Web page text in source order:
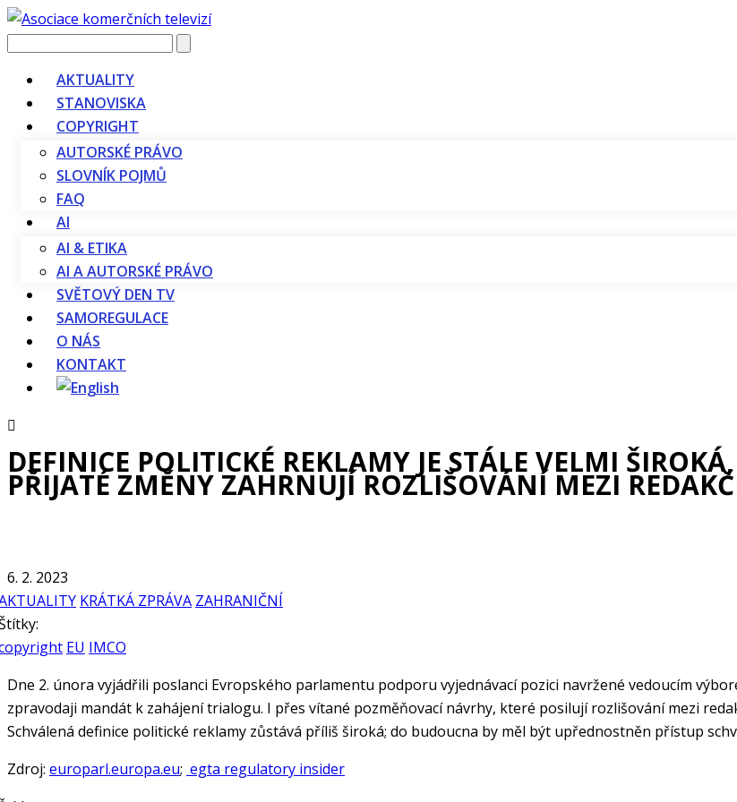
Vyhledávání
AKTUALITY
STANOVISKA
COPYRIGHT
AUTORSKÉ PRÁVO
SLOVNÍK POJMŮ
FAQ
AI
AI & ETIKA
AI A AUTORSKÉ PRÁVO
SVĚTOVÝ DEN TV
SAMOREGULACE
O NÁS
KONTAKT
DEFINICE POLITICKÉ REKLAMY JE STÁLE VELMI
PŘIJATÉ ZMĚNY ZAHRNUJÍ ROZLIŠOVÁNÍ MEZI
6. 2. 2023
KRÁTKÁ ZPRÁVA ZAHRANIČNÍ
EU IMCO
Dne 2. února vyjádřili poslanci Evropského parlamentu podporu vyjednávací pozici navržené vedoucím
zpravodaji mandát k zahájení trialogu. I přes vítané pozměňovací návrhy, které posilují rozlišování mezi
Schválená definice politické reklamy zůstává příliš široká; do budoucna by měl být upřednostněn přístup
Zdroj: europarl.europa.eu; egta regulatory insider